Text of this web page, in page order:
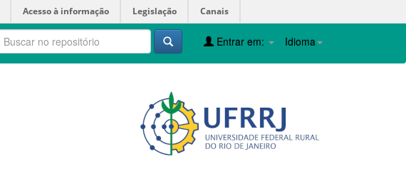
Acesso à informação Legislação Canais
Idioma
Entrar em: